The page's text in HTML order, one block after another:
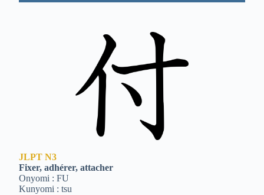
JLPT N3
Fixer, adhérer, attacher
Onyomi : FU
Kunyomi : tsu